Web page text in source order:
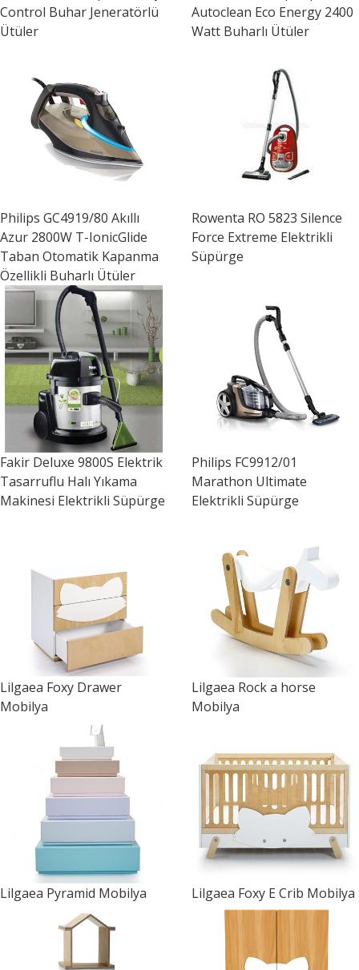
Control Buhar Jeneratörlü
Ütüler
Autoclean Eco Energy 2400
Watt Buharlı Ütüler
Philips GC4919/80 Akıllı
Azur 2800W T-IonicGlide
Taban Otomatik Kapanma
Özellikli Buharlı Ütüler
Rowenta RO 5823 Silence
Force Extreme Elektrikli
Süpürge
Fakir Deluxe 9800S Elektrik
Tasarruflu Halı Yıkama
Makinesi Elektrikli Süpürge
Philips FC9912/01
Marathon Ultimate
Elektrikli Süpürge
Lilgaea Foxy Drawer
Mobilya
Lilgaea Rock a horse
Mobilya
Lilgaea Pyramid Mobilya Lilgaea Foxy E Crib Mobilya